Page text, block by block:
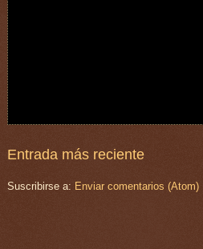
Entrada más reciente
Suscribirse a: Enviar comentarios (Atom)